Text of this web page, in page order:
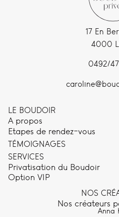
17 En
4000
0492/
LE BOUDOIR
A propos
Etapes de rendez-vous
TÉMOIGNAGES
SERVICES
Privatisation du Boudoir
Option VIP
NOS
Nos créateurs
Anna